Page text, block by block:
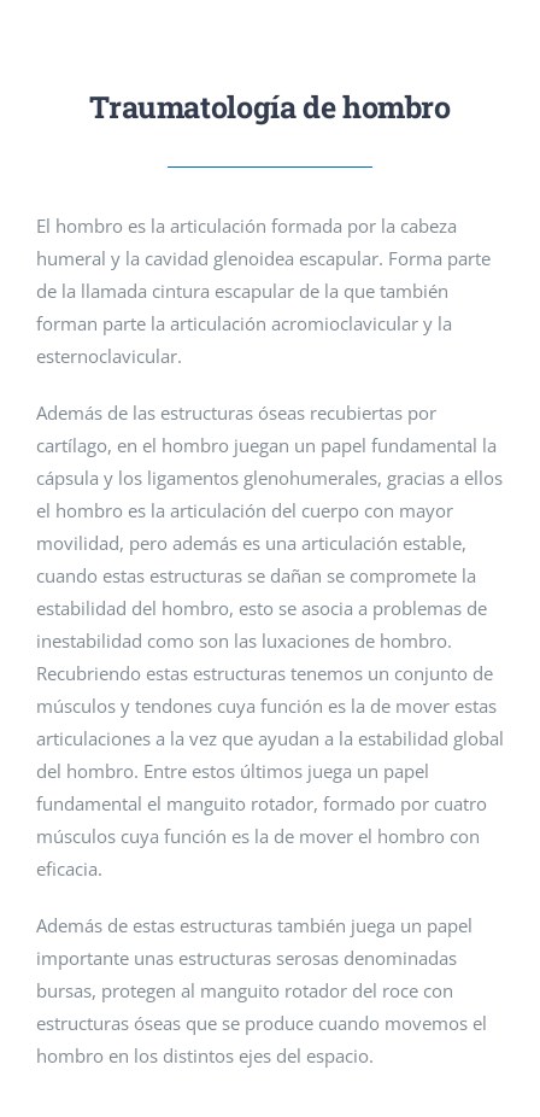
Traumatología de hombro
El hombro es la articulación formada por la cabeza
humeral y la cavidad glenoidea escapular. Forma parte
de la llamada cintura escapular de la que también
forman parte la articulación acromioclavicular y la
esternoclavicular.
Además de las estructuras óseas recubiertas por
cartílago, en el hombro juegan un papel fundamental la
cápsula y los ligamentos glenohumerales, gracias a ellos
el hombro es la articulación del cuerpo con mayor
movilidad, pero además es una articulación estable,
cuando estas estructuras se dañan se compromete la
estabilidad del hombro, esto se asocia a problemas de
inestabilidad como son las luxaciones de hombro.
Recubriendo estas estructuras tenemos un conjunto de
músculos y tendones cuya función es la de mover estas
articulaciones a la vez que ayudan a la estabilidad global
del hombro. Entre estos últimos juega un papel
fundamental el manguito rotador, formado por cuatro
músculos cuya función es la de mover el hombro con
eficacia.
Además de estas estructuras también juega un papel
importante unas estructuras serosas denominadas
bursas, protegen al manguito rotador del roce con
estructuras óseas que se produce cuando movemos el
hombro en los distintos ejes del espacio.